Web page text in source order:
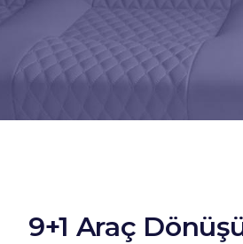
9+1 Araç